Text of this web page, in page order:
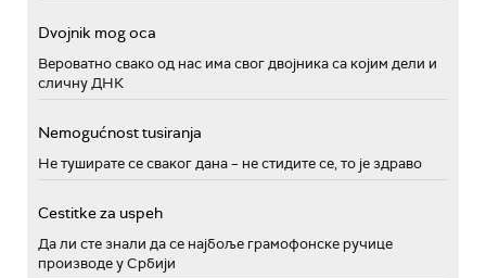
Dvojnik mog oca
Вероватно свако од нас има свог двојника са којим дели и
сличну ДНК
Nemogućnost tusiranja
Не туширате се сваког дана – не стидите се, то је здраво
Cestitke za uspeh
Да ли сте знали да се најбоље грамофонске ручице
производе у Србији